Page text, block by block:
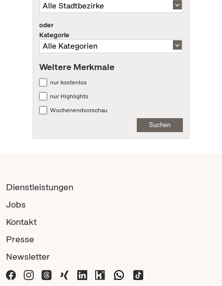
oder
Kategorie
Weitere Merkmale
nur kostenlos
nur Highlights
Wochenendvorschau
Suchen
Dienstleistungen
Jobs
Kontakt
Presse
Newsletter